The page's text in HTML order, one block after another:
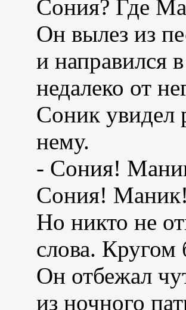
Сония? Где
Он вылез из
и направился
недалеко от
Соник увидел
нему.
- Сония!
Сония!
Но никто не
слова. Кругом
Он отбежал
из ночного